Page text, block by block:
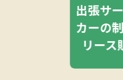
出張サ
カーの
リース